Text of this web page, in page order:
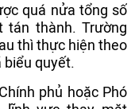
quá nửa tổng số
tán thành. Trường
thì thực hiện theo
biểu quyết.
phủ hoặc Phó